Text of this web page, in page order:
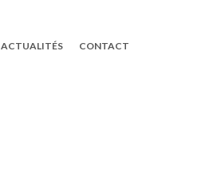
ACTUALITÉS CONTACT